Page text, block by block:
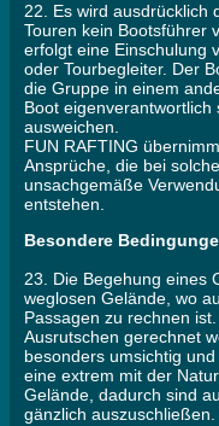
22. Es wird ausdrücklich
Touren kein Bootsführer
erfolgt eine Einschulung
oder Tourbegleiter. Der
die Gruppe in einem
Boot
ausweichen.
FUN RAFTING
Ansprüche, die bei
unsachgemäße
entstehen.
Besondere
23. Die Begehung eines
weglosen Gelände, wo
Passagen zu rechnen
Ausrutschen gerechnet
besonders umsichtig
eine extrem mit der
Gelände, dadurch sind
gänzlich auszuschließen.